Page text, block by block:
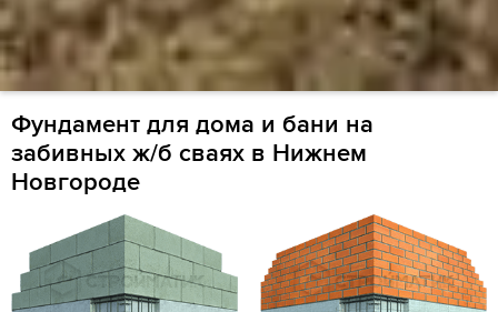
Фундамент для дома и бани на
забивных ж/б сваях в Нижнем
Новгороде